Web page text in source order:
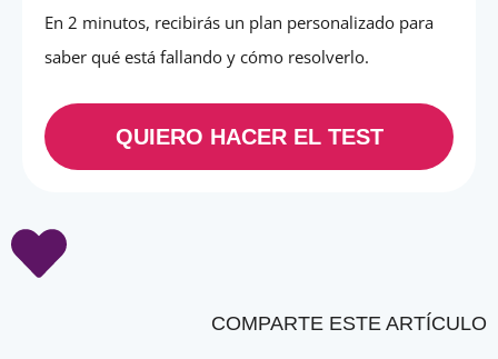
En 2 minutos, recibirás un plan personalizado para
saber qué está fallando y cómo resolverlo.
QUIERO HACER EL TEST
COMPARTE ESTE ARTÍCULO